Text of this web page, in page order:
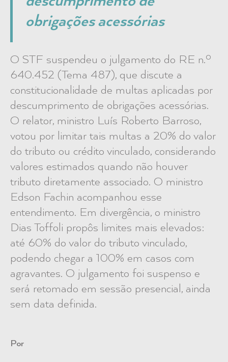
obrigações acessórias
O STF suspendeu o julgamento do RE n.º
640.452 (Tema 487), que discute a
constitucionalidade de multas aplicadas por
descumprimento de obrigações acessórias.
O relator, ministro Luís Roberto Barroso,
votou por limitar tais multas a 20% do valor
do tributo ou crédito vinculado, considerando
valores estimados quando não houver
tributo diretamente associado. O ministro
Edson Fachin acompanhou esse
entendimento. Em divergência, o ministro
Dias Toffoli propôs limites mais elevados:
até 60% do valor do tributo vinculado,
podendo chegar a 100% em casos com
agravantes. O julgamento foi suspenso e
será retomado em sessão presencial, ainda
sem data definida.
Por